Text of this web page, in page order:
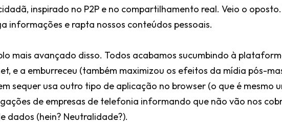
inspirado no P2P e no compartilhamento real. Veio o
informações e rapta nossos conteúdos pessoais.
mais avançado disso. Todos acabamos sucumbindo à
e a emburreceu (também maximizou os efeitos da mídia pós-
sequer usa outro tipo de aplicação no browser (o que é mesmo
de empresas de telefonia informando que não vão nos
dados (hein? Neutralidade?).